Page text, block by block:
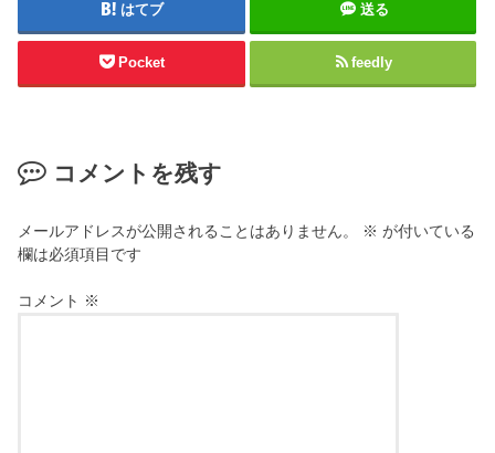
はてブ 送る
Pocket feedly
コメントを残す
メールアドレスが公開されることはありません。 ※ が付いている
欄は必須項目です
コメント ※